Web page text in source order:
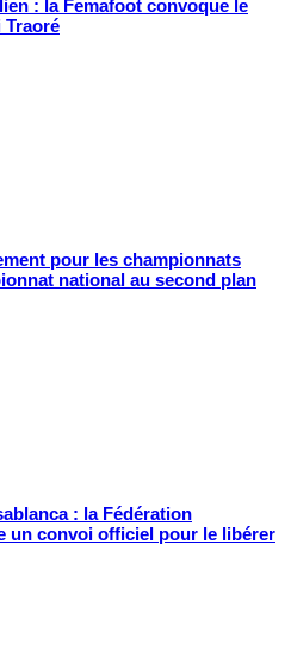
: la Femafoot convoque le
Traoré
pour les championnats
national au second plan
: la Fédération
un convoi officiel pour le libérer